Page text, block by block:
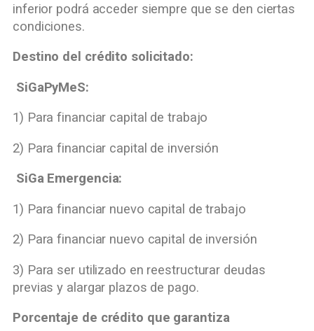
inferior podrá acceder siempre que se den ciertas
condiciones.
Destino del crédito solicitado:
SiGaPyMeS:
1) Para financiar capital de trabajo
2) Para financiar capital de inversión
SiGa Emergencia:
1) Para financiar nuevo capital de trabajo
2) Para financiar nuevo capital de inversión
3) Para ser utilizado en reestructurar deudas
previas y alargar plazos de pago.
Porcentaje de crédito que garantiza